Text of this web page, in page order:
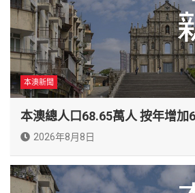
本澳新聞
本澳總人口68.65萬人 按年增加
2026年8月8日